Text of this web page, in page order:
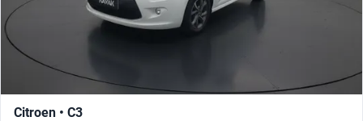
Citroen • C3